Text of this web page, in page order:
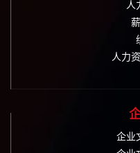
人
人力
企业